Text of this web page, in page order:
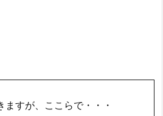
ますが、ここらで・・・